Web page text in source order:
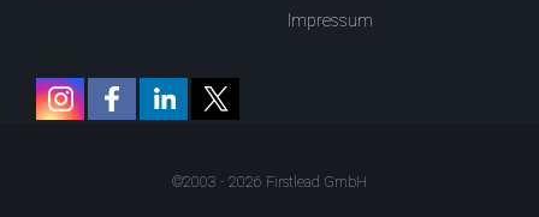
Impressum
©2003 - 2026 Firstlead GmbH